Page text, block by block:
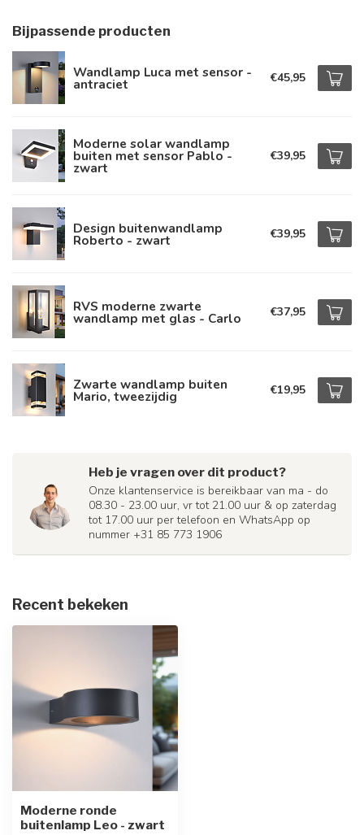
Bijpassende producten
Wandlamp Luca met sensor -
antraciet €45,95
Moderne solar wandlamp
buiten met sensor Pablo -
zwart
€39,95
Design buitenwandlamp
Roberto - zwart €39,95
RVS moderne zwarte
wandlamp met glas - Carlo €37,95
Zwarte wandlamp buiten
Mario, tweezijdig €19,95
Heb je vragen over dit product?
Onze klantenservice is bereikbaar van ma - do
08.30 - 23.00 uur, vr tot 21.00 uur & op zaterdag
tot 17.00 uur per telefoon en WhatsApp op
nummer +31 85 773 1906
Recent bekeken
Moderne ronde
buitenlamp Leo - zwart